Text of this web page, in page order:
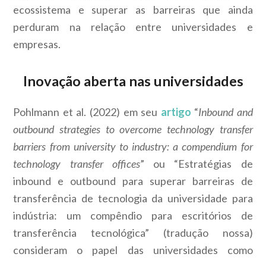
ecossistema e superar as barreiras que ainda
perduram na relação entre universidades e
empresas.
Inovação aberta nas universidades
Pohlmann et al. (2022) em seu artigo “Inbound and
outbound strategies to overcome technology transfer
barriers from university to industry: a compendium for
technology transfer offices” ou “Estratégias de
inbound e outbound para superar barreiras de
transferência de tecnologia da universidade para
indústria: um compêndio para escritórios de
transferência tecnológica” (tradução nossa)
consideram o papel das universidades como